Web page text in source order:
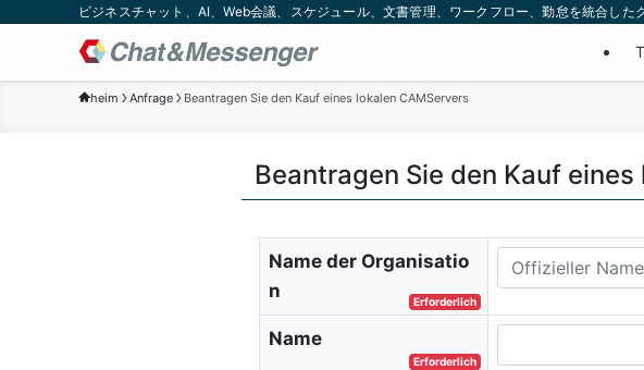
ビジネスチャット、AI、Web会議、スケジュール、文書管理、ワークフロー、勤怠を統合し
heim Anfrage Beantragen Sie den Kauf eines lokalen CAMServers
Beantragen Sie den Kauf
Name der Organisatio
n
Erforderlich
Name
Erforderlich